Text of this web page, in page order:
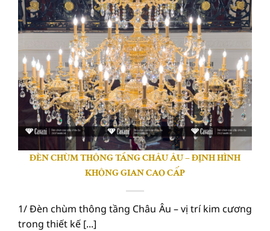
ĐÈN CHÙM THÔNG TẦNG CHÂU ÂU – ĐỊNH HÌNH
KHÔNG GIAN CAO CẤP
1/ Đèn chùm thông tầng Châu Âu – vị trí kim cương
trong thiết kế [...]